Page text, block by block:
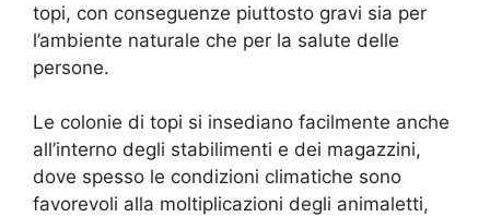
topi, con conseguenze piuttosto gravi sia per
l’ambiente naturale che per la salute delle
persone.
Le colonie di topi si insediano facilmente anche
all’interno degli stabilimenti e dei magazzini,
dove spesso le condizioni climatiche sono
favorevoli alla moltiplicazioni degli animaletti,